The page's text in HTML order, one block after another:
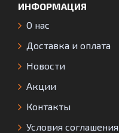
ИНФОРМАЦИЯ
О нас
Доставка и оплата
Новости
Акции
Контакты
Условия соглашения